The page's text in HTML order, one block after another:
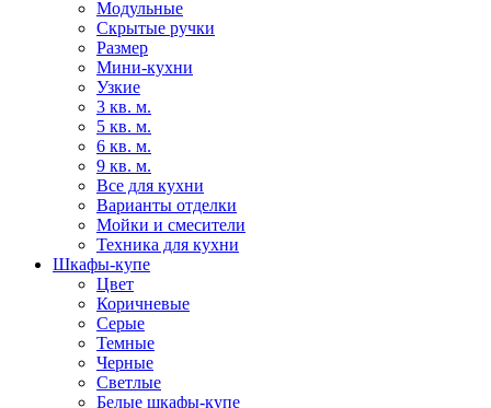
Модульные
Скрытые ручки
Размер
Мини-кухни
Узкие
3 кв. м.
5 кв. м.
6 кв. м.
9 кв. м.
Все для кухни
Варианты отделки
Мойки и смесители
Техника для кухни
Шкафы-купе
Цвет
Коричневые
Серые
Темные
Черные
Светлые
Белые шкафы-купе